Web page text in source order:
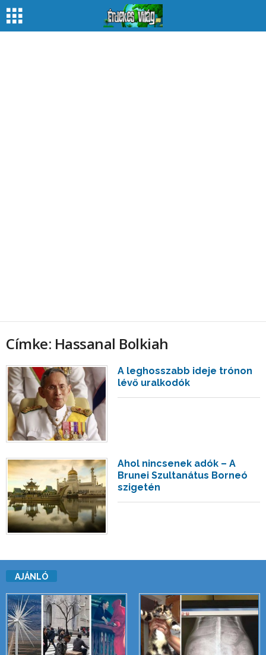
Címke: Hassanal Bolkiah
A leghosszabb ideje trónon
lévő uralkodók
Ahol nincsenek adók – A
Brunei Szultanátus Borneó
szigetén
AJÁNLÓ